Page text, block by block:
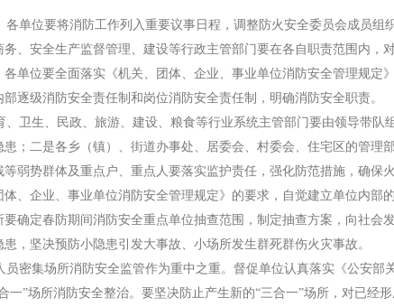
单位要将消防工作列入重要议事日程，调整防火安全委员会成员组
、安全生产监督管理、建设等行政主管部门要在各自职责范围内，
单位要全面落实《机关、团体、企业、事业单位消防安全管理规定
逐级消防安全责任制和岗位消防安全责任制，明确消防安全职责。
卫生、民政、旅游、建设、粮食等行业系统主管部门要由领导带队
；二是各乡（镇）、街道办事处、居委会、村委会、住宅区的管理
弱势群体及重点户、重点人要落实监护责任，强化防范措施，确保
、企业、事业单位消防安全管理规定》的要求，自觉建立单位内部
确定春防期间消防安全重点单位抽查范围，制定抽查方案，向社会
，坚决预防小隐患引发大事故、小场所发生群死群伤火灾事故。
密集场所消防安全监管作为重中之重。督促单位认真落实《公安部
”场所消防安全整治。要坚决防止产生新的“三合一”场所，对已经